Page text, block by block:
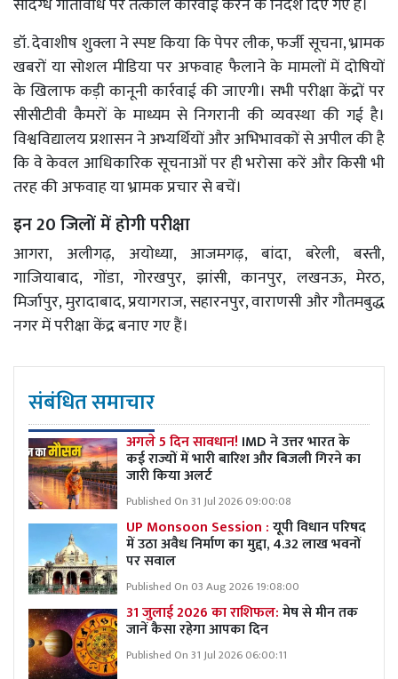
डॉ. देवाशीष शुक्ला ने स्पष्ट किया कि पेपर लीक, फर्जी सूचना, भ्रामक
खबरों या सोशल मीडिया पर अफवाह फैलाने के मामलों में दोषियों
के खिलाफ कड़ी कानूनी कार्रवाई की जाएगी। सभी परीक्षा केंद्रों पर
सीसीटीवी कैमरों के माध्यम से निगरानी की व्यवस्था की गई है।
विश्वविद्यालय प्रशासन ने अभ्यर्थियों और अभिभावकों से अपील की है
कि वे केवल आधिकारिक सूचनाओं पर ही भरोसा करें और किसी भी
तरह की अफवाह या भ्रामक प्रचार से बचें।
इन 20 जिलों में होगी परीक्षा
आगरा, अलीगढ़, अयोध्या, आजमगढ़, बांदा, बरेली, बस्ती,
गाजियाबाद, गोंडा, गोरखपुर, झांसी, कानपुर, लखनऊ, मेरठ,
मिर्जापुर, मुरादाबाद, प्रयागराज, सहारनपुर, वाराणसी और गौतमबुद्ध
नगर में परीक्षा केंद्र बनाए गए हैं।
संबंधित समाचार
अगले 5 दिन सावधान! IMD ने उत्तर भारत के
कई राज्यों में भारी बारिश और बिजली गिरने का
जारी किया अलर्ट
Published On 31 Jul 2026 09:00:08
UP Monsoon Session :यूपी विधान परिषद
में उठा अवैध निर्माण का मुद्दा, 4.32 लाख भवनों
पर सवाल
Published On 03 Aug 2026 19:08:00
31 जुलाई 2026 का राशिफल:मेष से मीन तक
जानें कैसा रहेगा आपका दिन
Published On 31 Jul 2026 06:00:11